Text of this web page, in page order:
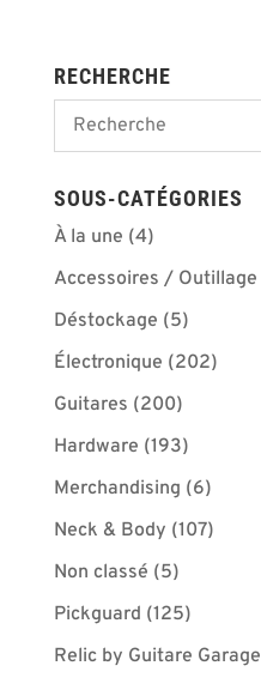
RECHERCHE
SOUS-CATÉGORIES
À la une (4)
Accessoires / Outillage
Déstockage (5)
Électronique (202)
Guitares (200)
Hardware (193)
Merchandising (6)
Neck & Body (107)
Non classé (5)
Pickguard (125)
Relic by Guitare Garage